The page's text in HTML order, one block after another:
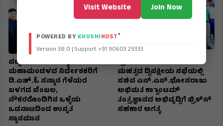
ಪಟ್ಟಣ ಸಹಕಾರ ಬ್ಯಾಾಂಕ್
ಮಹಾಮಂಡಳದ ನಿರ್ದೇಶಕರಿಗೆ
ಡಿ.ಎಚ್.ಓ ಸನ್ಮಾನ ಗೆಳೆಯರ
ಬಳಗದ ಬೆಂಬಲ,
ನೌಕರರೊಂದಿಗಿನ ಒಳ್ಳೆಯ
ಒಡನಾಟದಿಂದ ಉನ್ನತ
ಸ್ಥಾನಮಾನ
ಬ್ರೆಜಿಲ್ ನಿಯೋಗದೊಂದಿಗೆ
ಮಹತ್ವದ ದ್ವಿಪಕ್ಷೀಯ ಸಭೆಯಲ್ಲಿ
ಸಚಿವ ಎನ್.ಎಸ್.ಭೋಸರಾಜು
ಅಭಿಮತ ಕ್ವಾಾಂಟಮ್
ತಂತ್ರಜ್ಞಾನದ ಅಭಿವೃದ್ದಿಗೆ ಬ್ರಿಕ್‌ಸ್‌
ಸಹಕಾರ ಅಗತ್ಯ
Visit Website Join Now
POWERED BY KHUSHIHOST®
Version 38.0 | Support +91 90603 29333